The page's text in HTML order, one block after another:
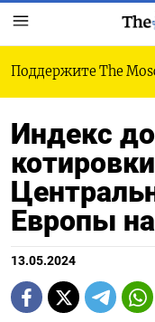
Поддержите The
Индекс
Европы
13.05.2024